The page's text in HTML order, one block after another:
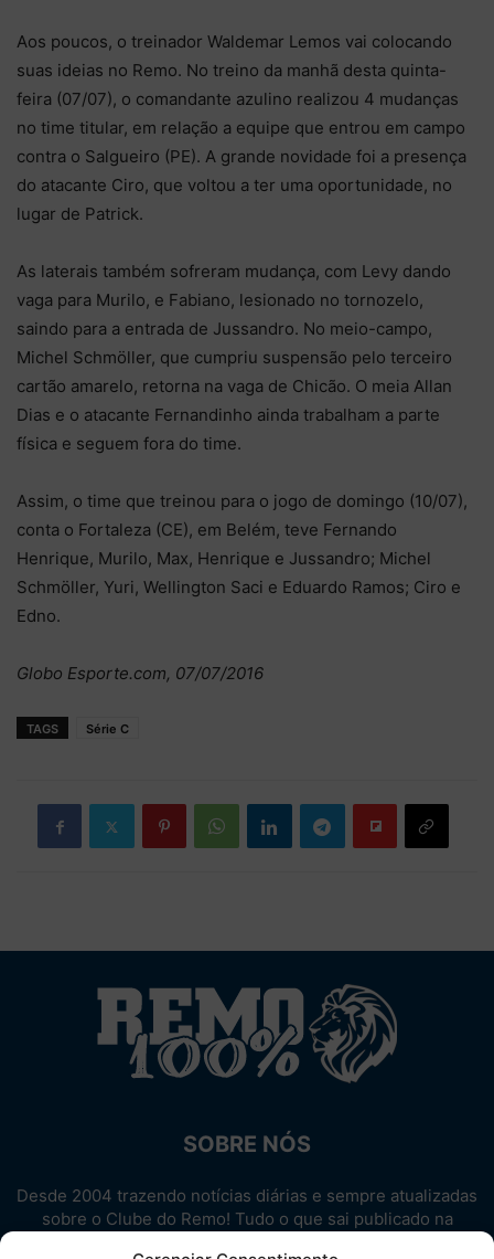
Aos poucos, o treinador Waldemar Lemos vai colocando
suas ideias no Remo. No treino da manhã desta quinta-
feira (07/07), o comandante azulino realizou 4 mudanças
no time titular, em relação a equipe que entrou em campo
contra o Salgueiro (PE). A grande novidade foi a presença
do atacante Ciro, que voltou a ter uma oportunidade, no
lugar de Patrick.
As laterais também sofreram mudança, com Levy dando
vaga para Murilo, e Fabiano, lesionado no tornozelo,
saindo para a entrada de Jussandro. No meio-campo,
Michel Schmöller, que cumpriu suspensão pelo terceiro
cartão amarelo, retorna na vaga de Chicão. O meia Allan
Dias e o atacante Fernandinho ainda trabalham a parte
física e seguem fora do time.
Assim, o time que treinou para o jogo de domingo (10/07),
conta o Fortaleza (CE), em Belém, teve Fernando
Henrique, Murilo, Max, Henrique e Jussandro; Michel
Schmöller, Yuri, Wellington Saci e Eduardo Ramos; Ciro e
Edno.
Globo Esporte.com, 07/07/2016
TAGS Série C
SOBRE NÓS
Desde 2004 trazendo notícias diárias e sempre atualizadas
sobre o Clube do Remo! Tudo o que sai publicado na